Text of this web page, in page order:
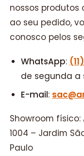
nossos
ao seu pedido,
conosco pelos
WhatsApp:
de segunda a
E-mail:
Showroom físico:
1004 – Jardim
Paulo